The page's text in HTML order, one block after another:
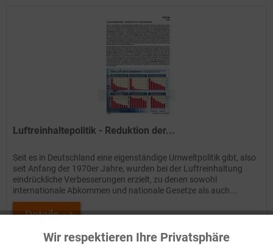
Luftreinhaltepolitik - Reduktion der...
Seit es in Deutschland eine eigenständige Umweltpolitik gibt, also
seit Anfang der 1970er Jahre, wurden bei der Luftreinhaltung
eindrückliche Verbesserungen erzielt, zu denen sowohl
internationale Abkommen und nationale Gesetze als auch...
Details
Auf Ihren Merkzettel setzen
Funktionale Aktiv
Wir respektieren Ihre Privatsphäre